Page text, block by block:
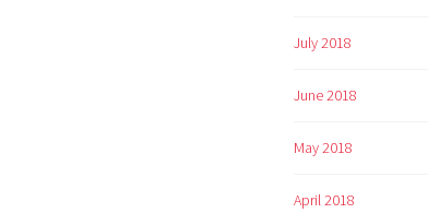
July 2018
June 2018
May 2018
April 2018